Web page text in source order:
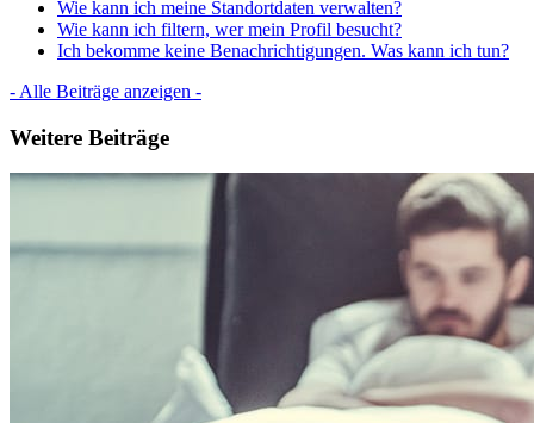
Wie kann ich meine Standortdaten verwalten?
Wie kann ich filtern, wer mein Profil besucht?
Ich bekomme keine Benachrichtigungen. Was kann ich tun?
- Alle Beiträge anzeigen -
Weitere Beiträge